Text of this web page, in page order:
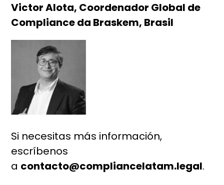
Victor Alota, Coordenador Global de
Compliance da Braskem, Brasil
Si necesitas más información,
escríbenos
a contacto@compliancelatam.legal.